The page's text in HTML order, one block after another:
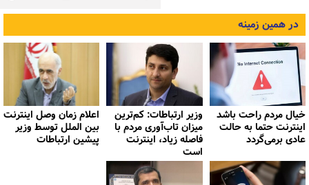
در همین زمینه
خیال مردم راحت باشد
اینترنت حتما به حالت
عادی برمی‌گردد
وزیر ارتباطات: کم‌ترین
میزان تاب‌آوری مردم با
فاصله زیاد، اینترنت
است
اعلام زمان وصل اینترنت
بین الملل توسط وزیر
پیشین ارتباطات